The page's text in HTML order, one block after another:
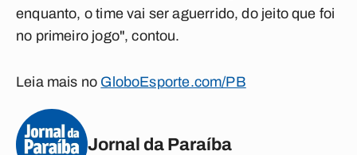
enquanto, o time vai ser aguerrido, do jeito que foi
no primeiro jogo", contou.
Leia mais no GloboEsporte.com/PB
Jornal da Paraíba